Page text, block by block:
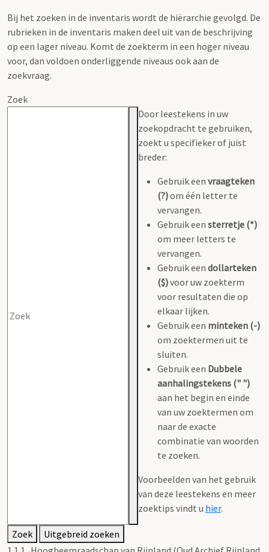
Bij het zoeken in de inventaris wordt de hiërarchie gevolgd. De
rubrieken in de inventaris maken deel uit van de beschrijving
op een lager niveau. Komt de zoekterm in een hoger niveau
voor, dan voldoen onderliggende niveaus ook aan de
zoekvraag.
Zoek
Door leestekens in uw
zoekopdracht te gebruiken,
zoekt u specifieker of juist
breder:
Gebruik een vraagteken
(?)om één letter te
vervangen.
Gebruik een sterretje (*)
om meer letters te
vervangen.
Gebruik een dollarteken
($)voor uw zoekterm
voor resultaten die op
elkaar lijken.
Gebruik een minteken (-)
om zoektermen uit te
sluiten.
Gebruik een Dubbele
aanhalingstekens (" ")
aan het begin en einde
van uw zoektermen om
naar de exacte
combinatie van woorden
te zoeken.
Voorbeelden van het gebruik
van deze leestekens en meer
zoektips vindt u hier.
Zoek
Uitgebreid zoeken